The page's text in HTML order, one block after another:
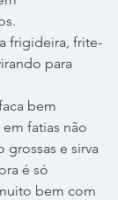
frigideira, frite-
para
bem
fatias não
grossas e sirva
é só
bem com